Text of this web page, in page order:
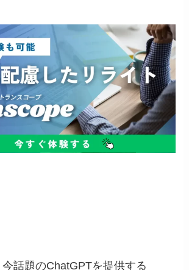
話題のChatGPTを提供する